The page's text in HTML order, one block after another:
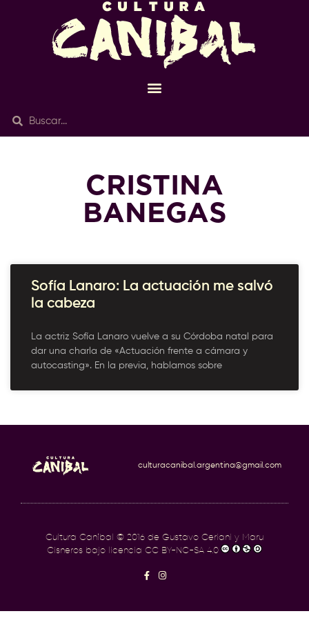
CRISTINA
BANEGAS
Sofía Lanaro: La actuación me salvó
la cabeza
La actriz Sofía Lanaro vuelve a su Córdoba natal para
dar una charla de «Actuación frente a cámara y
autocasting». En la previa, hablamos sobre
culturacanibal.argentina@gmail.com
Cultura Caníbal
© 2016 de Gustavo Ceriani y Maru
Cisneros bajo licenciaCC BY-NC-SA 4.0